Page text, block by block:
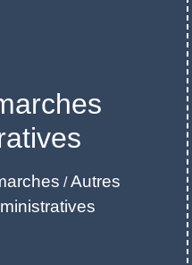
/Autres